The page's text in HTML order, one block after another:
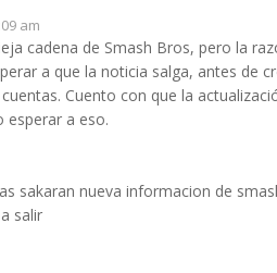
am
cadena de Smash Bros, pero la
a que la noticia salga, antes de
Cuento con que la
a eso.
sakaran nueva informacion de
salir